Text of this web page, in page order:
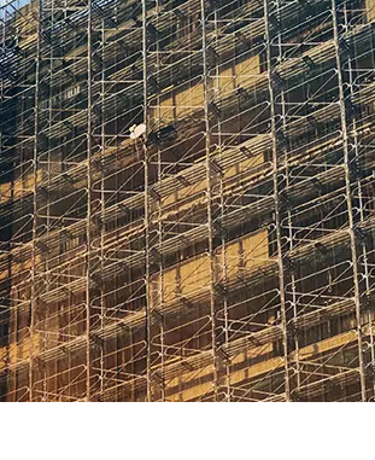
建物調査診断業務
工事監理
プライバシーポリシー